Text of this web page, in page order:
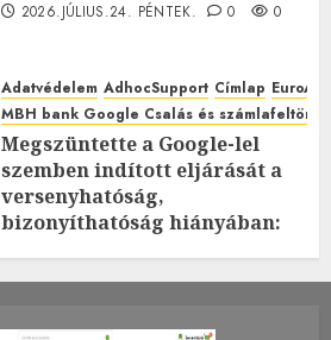
2026.JÚLIUS.24. PÉNTEK. 0 0
Adatvédelem AdhocSupport Címlap
MBH bank Google Csalás és
Megszüntette a Google-lel
szemben indított eljárását a
versenyhatóság,
bizonyíthatóság hiányában:
2026.JÚLIUS.23. CSÜTÖRTÖK.
0